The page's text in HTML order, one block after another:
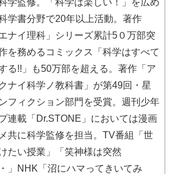
学書分野で20年以上活動。著作
エナイ理科」シリーズ累計5０万部突
を務めるコミックス「科学はすべて
る!!」も50万部を超える。著作「ア
ナイ科学ノ教科書」が第49回・星
フィクション部門を受賞。週刊少年
連載「Dr.STONE」においては漫画
共に科学監修を担当。TV番組「世
たい授業」「笑神様は突然
」NHK「沼にハマってきいてみ